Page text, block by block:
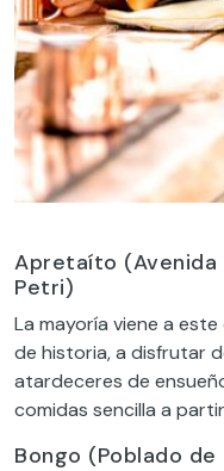
Apretaíto (Avenida
Petri)
La mayoría viene a
de historia, a disfrutar
atardeceres de
comidas sencilla a
Bongo (Poblado